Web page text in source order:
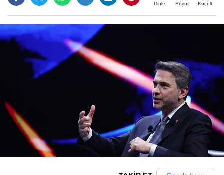
Dinle Büyüt Küçült